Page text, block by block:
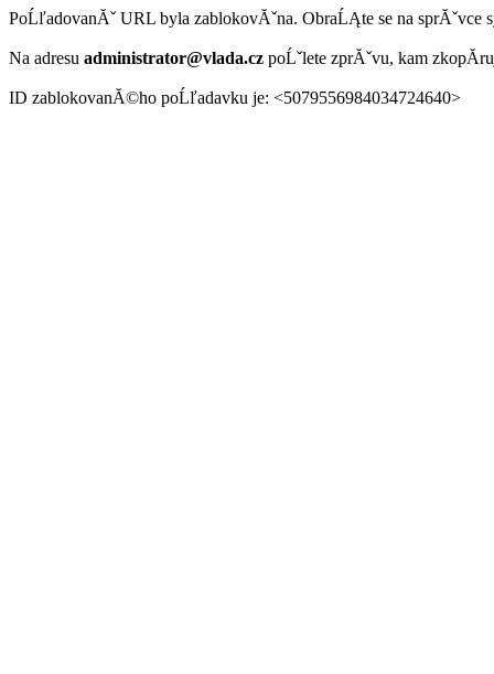
PoĹľadovanĂˇ URL byla zablokovĂˇna. ObraĹĄte se na sprĂˇvce
Na adresu administrator@vlada.cz poĹˇlete zprĂˇvu, kam
ID zablokovanĂ©ho poĹľadavku je: <5079556984034724640>